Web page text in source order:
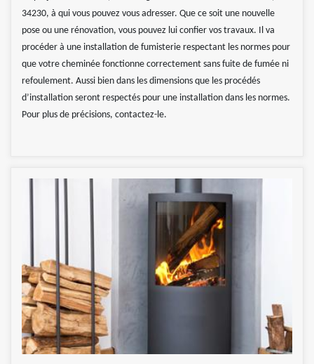
34230, à qui vous pouvez vous adresser. Que ce soit une nouvelle
pose ou une rénovation, vous pouvez lui confier vos travaux. Il va
procéder à une installation de fumisterie respectant les normes pour
que votre cheminée fonctionne correctement sans fuite de fumée ni
refoulement. Aussi bien dans les dimensions que les procédés
d’installation seront respectés pour une installation dans les normes.
Pour plus de précisions, contactez-le.